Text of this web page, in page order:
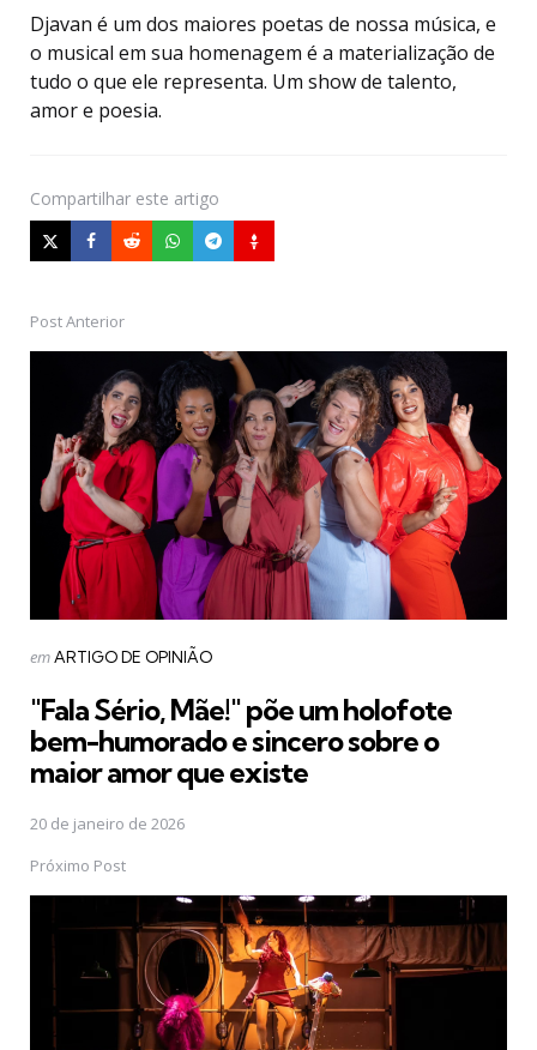
Djavan é um dos maiores poetas de nossa música, e
o musical em sua homenagem é a materialização de
tudo o que ele representa. Um show de talento,
amor e poesia.
Compartilhar este artigo
Post
navigation
Post Anterior
Postado
emARTIGO DE OPINIÃO
"Fala Sério, Mãe!" põe um holofote
bem-humorado e sincero sobre o
maior amor que existe
20 de janeiro de 2026
Próximo Post